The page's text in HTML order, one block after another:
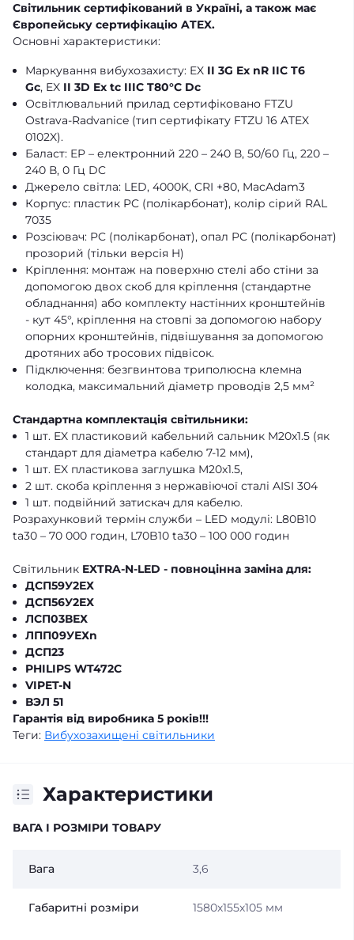
Світильник сертифікований в Україні, а також має
Європейську сертифікацію ATEX.
Основні характеристики:
Маркування вибухозахисту: EX II 3G Ex nR IIC T6
Gc, EX II 3D Ex tc IIIC T80°C Dc
Освітлювальний прилад сертифіковано FTZU
Ostrava-Radvanice (тип сертифікату FTZU 16 ATEX
0102X).
Баласт: EP – електронний 220 – 240 В, 50/60 Гц, 220 –
240 В, 0 Гц DC
Джерело світла: LED, 4000K, CRI +80, MacAdam3
Корпус: пластик PC (полікарбонат), колір сірий RAL
7035
Розсіювач: PC (полікарбонат), опал PC (полікарбонат)
прозорий (тільки версія H)
Кріплення: монтаж на поверхню стелі або стіни за
допомогою двох скоб для кріплення (стандартне
обладнання) або комплекту настінних кронштейнів
- кут 45°, кріплення на стовпі за допомогою набору
опорних кронштейнів, підвішування за допомогою
дротяних або тросових підвісок.
Підключення: безгвинтова триполюсна клемна
колодка, максимальний діаметр проводів 2,5 мм²
Стандартна комплектація світильники:
1 шт. EX пластиковий кабельний сальник M20x1.5 (як
стандарт для діаметра кабелю 7-12 мм),
1 шт. EX пластикова заглушка M20x1.5,
2 шт. скоба кріплення з нержавіючої сталі AISI 304
1 шт. подвійний затискач для кабелю.
Розрахунковий термін служби – LED модулі: L80B10
ta30 – 70 000 годин, L70B10 ta30 – 100 000 годин
Світильник EXTRA-N-LED - повноцінна заміна для:
ДСП59У2ЕХ
ДСП56У2ЕХ
ЛСП03ВЕХ
ЛПП09УЕХn
ДСП23
PHILIPS WT472C
VIPET-N
ВЭЛ 51
Гарантія від виробника 5 років!!!
Теги: Вибухозахищені світильники
Характеристики
ВАГА І РОЗМІРИ ТОВАРУ
Вага 3,6
Габаритні розміри 1580х155х105 мм